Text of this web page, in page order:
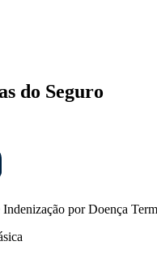
do Seguro
Indenização por Doença